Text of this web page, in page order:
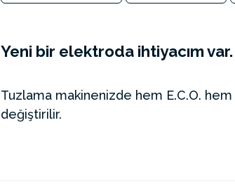
Yeni bir elektroda ihtiyacım
Tuzlama makinenizde hem E.C.O.
değiştirilir.